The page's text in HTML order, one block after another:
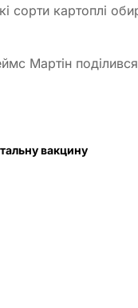
сорти картоплі
Мартін
вакцину